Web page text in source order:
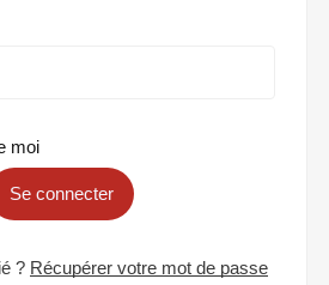
moi
Se connecter
? Récupérer votre mot de passe